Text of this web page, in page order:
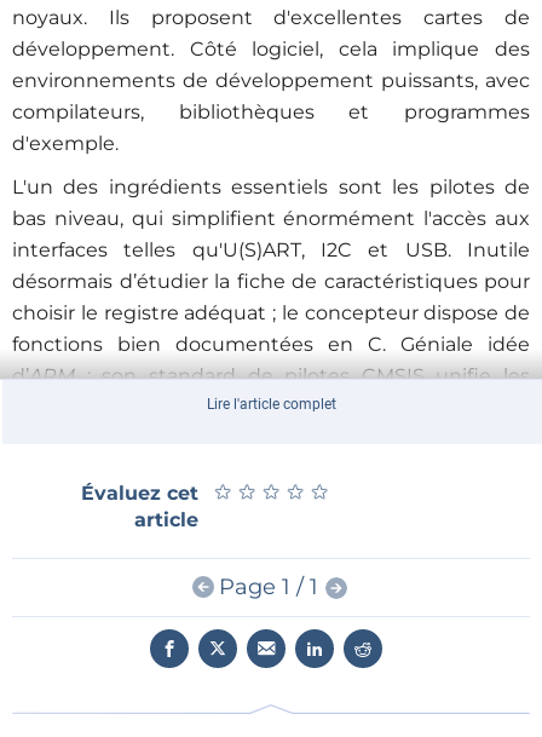
noyaux. Ils proposent d'excellentes cartes de
développement. Côté logiciel, cela implique des
environnements de développement puissants, avec
compilateurs, bibliothèques et programmes
d'exemple.
L'un des ingrédients essentiels sont les pilotes de
bas niveau, qui simplifient énormément l'accès aux
interfaces telles qu'U(S)ART, I2C et USB. Inutile
désormais d’étudier la fiche de caractéristiques pour
choisir le registre adéquat ; le concepteur dispose de
fonctions bien documentées en C. Géniale idée
d’ARM: son standard de pilotes CMSIS unifie les
fonctions des pilotes des différents fabricants. Pour le
Le transport d’un progiciel d'un µC à l'autre est
Lire l'article complet
Évaluez cet
article
★ ★ ★ ★ ★
★ ★ ★ ★ ★
Page 1 / 1